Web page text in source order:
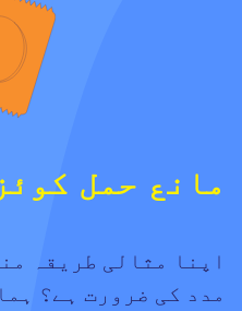
مانع حمل کوئز
اپنا مثالی طریقہ
مدد کی ضرورت ہے؟